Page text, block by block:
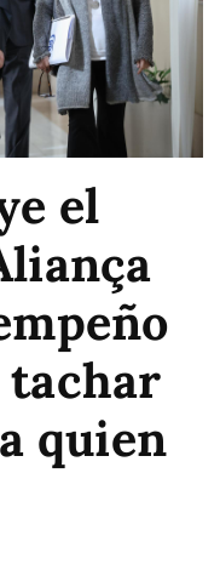
el
tachar
quien